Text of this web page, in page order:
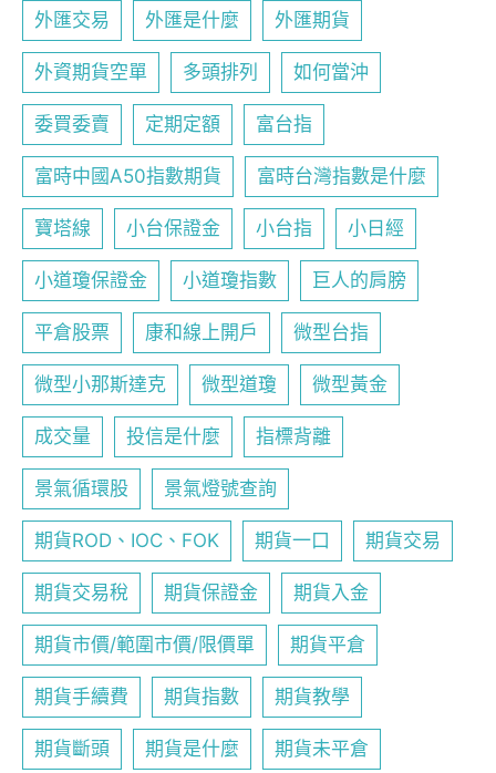
外匯交易 外匯是什麼 外匯期貨
外資期貨空單 多頭排列 如何當沖
委買委賣 定期定額 富台指
富時中國A50指數期貨 富時台灣指數是什麼
寶塔線 小台保證金 小台指 小日經
小道瓊保證金 小道瓊指數 巨人的肩膀
平倉股票 康和線上開戶 微型台指
微型小那斯達克 微型道瓊 微型黃金
成交量 投信是什麼 指標背離
景氣循環股 景氣燈號查詢
期貨ROD、IOC、FOK 期貨一口 期貨交易
期貨交易稅 期貨保證金 期貨入金
期貨市價/範圍市價/限價單 期貨平倉
期貨手續費 期貨指數 期貨教學
期貨斷頭 期貨是什麼 期貨未平倉